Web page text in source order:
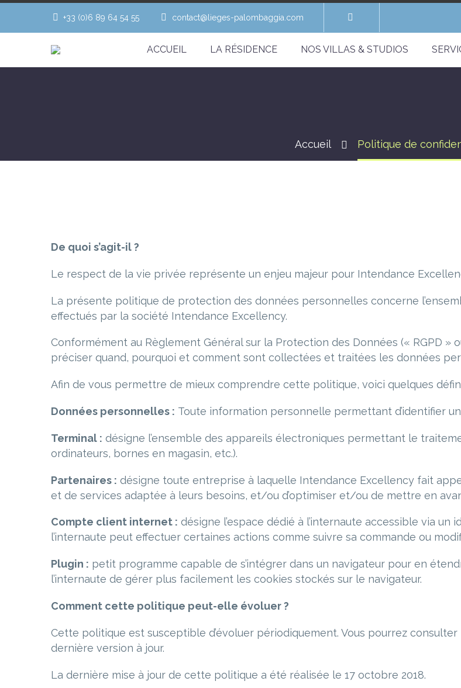
+33 (0)6 89 64 54 55 contact@lieges-palombaggia.com
ACCUEIL LA RÉSIDENCE NOS VILLAS & STUDIOS
Accueil Politique de
De quoi s’agit-il ?
Le respect de la vie privée représente un enjeu majeur pour Intendance
La présente politique de protection des données personnelles concerne
effectués par la société Intendance Excellency.
Conformément au Règlement Général sur la Protection des Données (« RGPD »
préciser quand, pourquoi et comment sont collectées et traitées les données
Afin de vous permettre de mieux comprendre cette politique, voici quelques
Données personnelles : Toute information personnelle permettant d’identifier
Terminal : désigne l’ensemble des appareils électroniques permettant le
ordinateurs, bornes en magasin, etc.).
Partenaires : désigne toute entreprise à laquelle Intendance Excellency fait
et de services adaptée à leurs besoins, et/ou d’optimiser et/ou de mettre en
Compte client internet : désigne l’espace dédié à l’internaute accessible via
l’internaute peut effectuer certaines actions comme suivre sa commande ou
Plugin : petit programme capable de s’intégrer dans un navigateur pour en
l’internaute de gérer plus facilement les cookies stockés sur le navigateur.
Comment cette politique peut-elle évoluer ?
Cette politique est susceptible d’évoluer périodiquement. Vous pourrez
dernière version à jour.
La dernière mise à jour de cette politique a été réalisée le 17 octobre 2018.